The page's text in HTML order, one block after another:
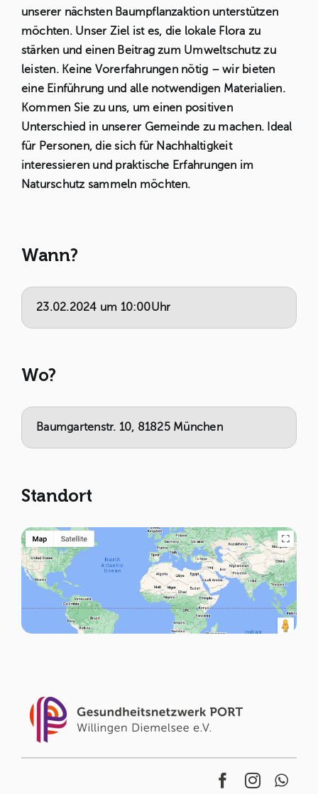
unserer nächsten Baumpflanzaktion unterstützen
möchten. Unser Ziel ist es, die lokale Flora zu
stärken und einen Beitrag zum Umweltschutz zu
leisten. Keine Vorerfahrungen nötig – wir bieten
eine Einführung und alle notwendigen Materialien.
Kommen Sie zu uns, um einen positiven
Unterschied in unserer Gemeinde zu machen. Ideal
für Personen, die sich für Nachhaltigkeit
interessieren und praktische Erfahrungen im
Naturschutz sammeln möchten.
Wann?
23.02.2024 um 10:00Uhr
Wo?
Baumgartenstr. 10, 81825 München
Standort